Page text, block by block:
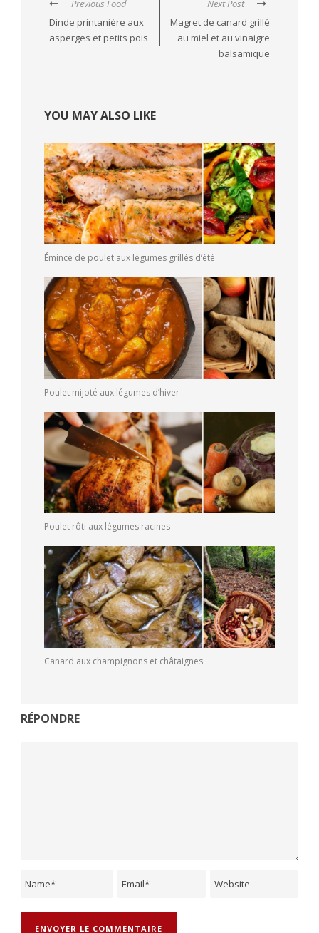
Previous Food
Dinde printanière aux
asperges et petits pois
Next Post
Magret de canard grillé
au miel et au vinaigre
balsamique
YOU MAY ALSO LIKE
Émincé de poulet aux légumes grillés d’été
Poulet mijoté aux légumes d’hiver
Poulet rôti aux légumes racines
Canard aux champignons et châtaignes
RÉPONDRE